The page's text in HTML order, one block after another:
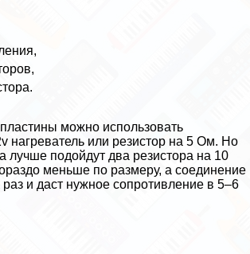
можно использовать
нагреватель или резистор на 5 Ом. Но
лучше подойдут два резистора на 10
меньше по размеру, а соединение
раз и даст нужное сопротивление в 5–6